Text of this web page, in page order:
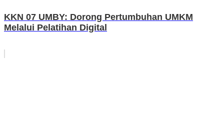
KKN 07 UMBY: Dorong Pertumbuhan UMKM
Melalui Pelatihan Digital